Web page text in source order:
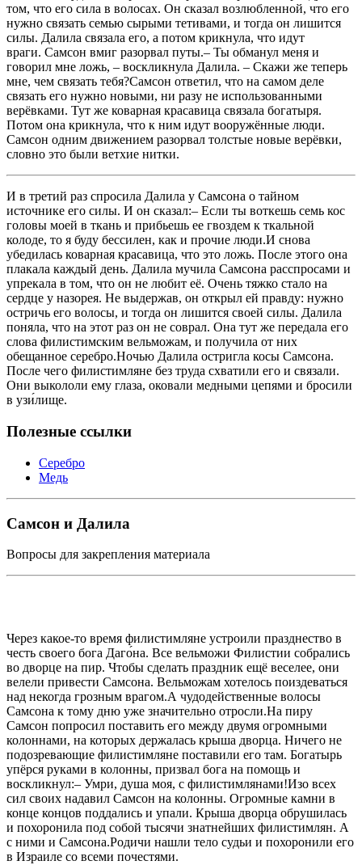
том, что его сила в волосах. Он сказал возлюбленной, что его
нужно связать семью сырыми тетивами, и тогда он лишится
силы. Далила связала его, а потом крикнула, что идут
враги. Самсон вмиг разорвал путы.– Ты обманул меня и
говорил мне ложь, – воскликнула Далила. – Скажи же теперь
мне, чем связать тебя?Самсон ответил, что на самом деле
связать его нужно новыми, ни разу не использованными
верёвками. Тут же коварная красавица связала богатыря.
Потом она крикнула, что к ним идут вооружённые люди.
Самсон одним движением разорвал толстые новые верёвки,
словно это были ветхие нитки.
И в третий раз спросила Далила у Самсона о тайном
источнике его силы. И он сказал:– Если ты воткешь семь кос
головы моей в ткань и прибьешь ее гвоздем к ткальной
колоде, то я буду бессилен, как и прочие люди.И снова
убедилась коварная красавица, что это ложь. После этого она
плакала каждый день. Далила мучила Самсона расспросами и
упрекала в том, что он не любит её. Очень тяжко стало на
сердце у назорея. Не выдержав, он открыл ей правду: нужно
остричь его волосы, и тогда он лишится своей силы. Далила
поняла, что на этот раз он не соврал. Она тут же передала его
слова филистимским вельможам, и получила от них
обещанное серебро.Ночью Далила остригла косы Самсона.
После чего филистимляне без труда схватили его и связали.
Они выкололи ему глаза, оковали медными цепями и бросили
в узи́лище.
Полезные ссылки
Серебро
Медь
Самсон и Далила
Вопросы для закрепления материала
Через какое-то время филистимляне устроили празднество в
честь своего бога Даго́на. Все вельможи Филистии собрались
во дворце на пир. Чтобы сделать праздник ещё веселее, они
велели привести Самсона. Вельможам хотелось поиздеваться
над некогда грозным врагом.А чудодейственные волосы
Самсона к тому дню уже значительно отросли.На пиру
Самсон попросил поставить его между двумя огромными
колоннами, на которых держалась крыша дворца. Ничего не
подозревающие филистимляне поставили его там. Богатырь
упёрся руками в колонны, призвал бога на помощь и
воскликнул:– Умри, душа моя, с филистимлянами!Изо всех
сил своих надавил Самсон на колонны. Огромные камни в
конце концов поддались и упали. Крыша дворца обрушилась
и похоронила под собой тысячи знатнейших филистимлян. А
с ними и Самсона.Родичи нашли тело судьи и похоронили его
в Израиле со всеми почестями.